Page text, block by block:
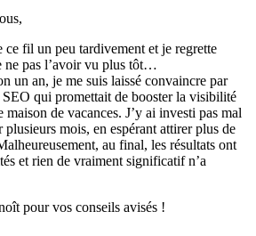
ce fil un peu tardivement et je regrette
ne pas l’avoir vu plus tôt…
un an, je me suis laissé convaincre par
SEO qui promettait de booster la visibilité
maison de vacances. J’y ai investi pas mal
plusieurs mois, en espérant attirer plus de
au final, les résultats ont
et rien de vraiment significatif n’a
pour vos conseils avisés !